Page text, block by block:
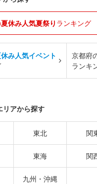
夏休み人気夏祭り ランキング
み人気イベント
京都府
ランキ
リアから探す
東北 関
東海 関
九州・沖縄